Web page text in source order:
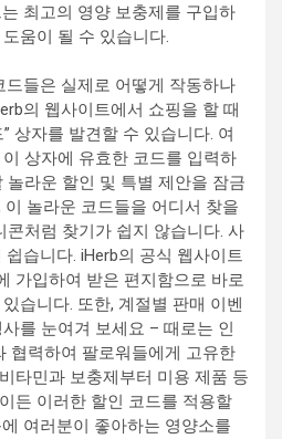
최고의 영양 보충제를 구입하
움이 될 수 있습니다.
드들은 실제로 어떻게 작동하나
의 웹사이트에서 쇼핑을 할 때
상자를 발견할 수 있습니다. 여
상자에 유효한 코드를 입력하
놀라운 할인 및 특별 제안을 잠금
놀라운 코드들을 어디서 찾을
콘처럼 찾기가 쉽지 않습니다. 사
습니다. iHerb의 공식 웹사이트
가입하여 받은 편지함으로 바로
습니다. 또한, 계절별 판매 이벤
를 눈여겨 보세요 – 때로는 인
협력하여 팔로워들에게 고유한
타민과 보충제부터 미용 제품 등
든 이러한 할인 코드를 적용할
여러분이 좋아하는 영양소를